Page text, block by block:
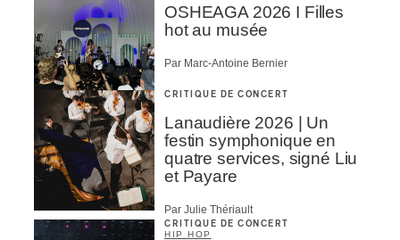
OSHEAGA 2026 I Filles
hot au musée
Par Marc-Antoine Bernier
CRITIQUE DE CONCERT
Lanaudière 2026 | Un
festin symphonique en
quatre services, signé Liu
et Payare
Par Julie Thériault
CRITIQUE DE CONCERT
HIP HOP